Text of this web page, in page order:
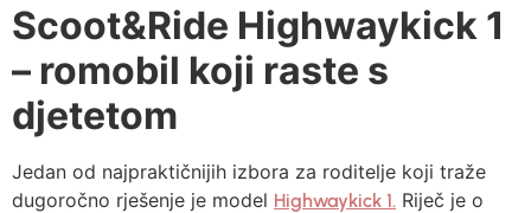
Scoot&Ride Highwaykick 1
– romobil koji raste s
djetetom
Jedan od najpraktičnijih izbora za roditelje koji traže
dugoročno rješenje je model Highwaykick 1. Riječ je o